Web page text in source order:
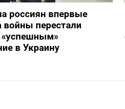
россиян впервые
войны перестали
«успешным»
в Украину